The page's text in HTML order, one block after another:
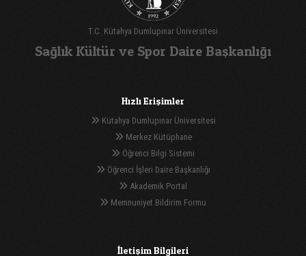
T.C. Kütahya Dumlupınar Üniversitesi
Sağlık Kültür ve Spor Daire Başkanlığı
Hızlı Erişimler
Kütahya Dumlupınar Üniversitesi
Merkez Kütüphane
Öğrenci Bilgi Sistemi
Öğrenci İşleri Daire Başkanlığı
Akademik Portal
Memnuniyet Bildirim Formu
İletişim Bilgileri